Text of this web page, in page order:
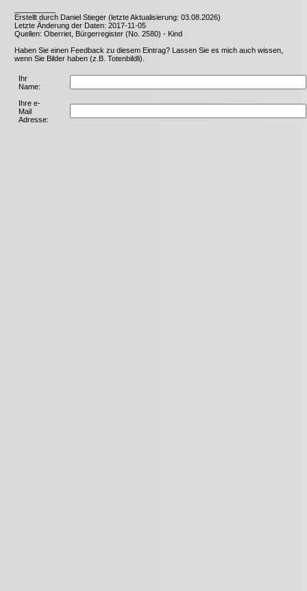
Erstellt durch Daniel Stieger (letzte Aktualisierung: 03.08.2026)
Letzte Änderung der Daten: 2017-11-05
Quellen: Oberriet, Bürgerregister (No. 2580) - Kind
Haben Sie einen Feedback zu diesem Eintrag? Lassen Sie es mich auch wissen,
wenn Sie Bilder haben (z.B. Totenbildli).
Ihr
Name:
Ihre e-
Mail
Adresse: